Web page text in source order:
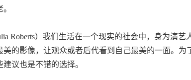
Roberts）我们生活在一个现实的社会中，身为演艺
美的影像，让观众或者后代看到自己最美的一面。
议也是不错的选择。